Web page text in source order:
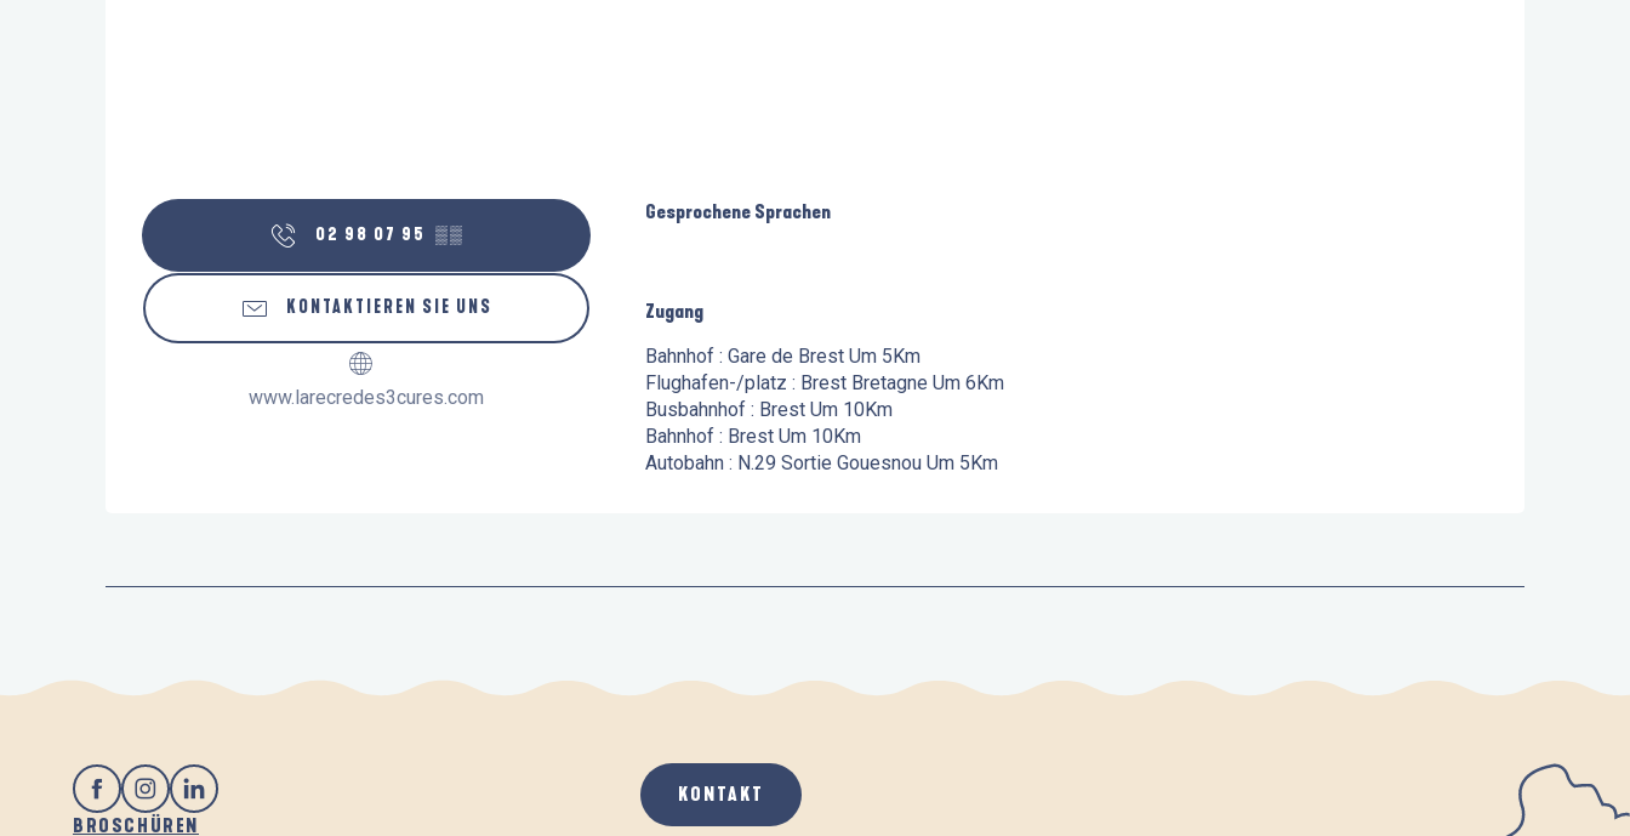
02 98 07 95 ▒▒
KONTAKTIEREN SIE UNS
www.larecredes3cures.com
Gesprochene Sprachen
Gesprochene Sprachen
Zugang
Zugang
Bahnhof : Gare de Brest Um 5Km
Flughafen-/platz : Brest Bretagne Um 6Km
Busbahnhof : Brest Um 10Km
Bahnhof : Brest Um 10Km
Autobahn : N.29 Sortie Gouesnou Um 5Km
BROSCHÜREN
KONTAKT